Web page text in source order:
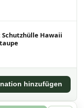
Hawaii
hinzufügen